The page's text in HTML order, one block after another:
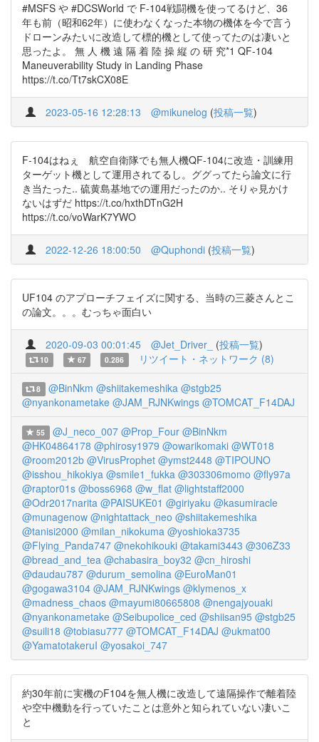
#MSFS や #DCSWorld で F-104戦闘機を使ってるけど、36
年も前（昭和62年）に使わなくなった本物の機体を今で言う
ドローンみたいに改造して標的機として使ってたのは凄いと
思ったよ。 無 人 機 遠 隔 着 陸 操 縦 の 研 究*1 QF-104
Maneuverability Study in Landing Phase
https://t.co/Tt7skCX08E
2023-05-16 12:28:13 @mikunelog (投稿一覧)
F-104はねぇ 航空自衛隊でも無人機QF-104に改造・訓練用
ターゲット機として運用されてるし。ググってたら論文に行
き当たった.. 硫黄島基地での運用だったのか.. そりゃ見かけ
ないはずだ https://t.co/hxthDTnG2H
https://t.co/voWarK7YWO
2022-12-26 18:00:50 @Quphondi (投稿一覧)
UF104 のアプローチフェイズに関する、当時の三菱さんとこ
の論文。。。むっちゃ面白い
2020-09-03 00:01:45 @Jet_Driver_ (投稿一覧)
10 67 0.286 リツイート・ネットワーク (8)
8 @BinNkm @shiitakemeshika @stgb25
@nyankonametake @JAM_RJNKwings @TOMCAT_F14DAJ
55 @J_neco_007 @Prop_Four @BinNkm
@HK04864178 @phirosy1979 @owarikomaki @WT018
@room2012b @VirusProphet @ymst2448 @TIPOUNO
@isshou_hikokiya @smile1_fukka @303306momo @fly97a
@raptor01s @boss6968 @w_flat @lightstaff2000
@Odr2017narita @PAISUKE01 @giriyaku @kasumiracle
@munagenow @nightattack_neo @shiitakemeshika
@tanisi2000 @milan_nikokuma @yoshioka3735
@Flying_Panda747 @nekohikouki @takami3443 @306Z33
@bread_and_tea @chabasira_boy32 @cn_hiroshi
@daudau787 @durum_semolina @EuroMan01
@gogawa3104 @JAM_RJNKwings @klymenos_x
@madness_chaos @mayumi80665808 @nengajyouaki
@nyankonametake @Seibupolice_ced @shiisan95 @stgb25
@suili18 @tobiasu777 @TOMCAT_F14DAJ @ukmat00
@YamatotakeruI @yosakoi_747
約30年前に実機のF104を無人機に改造して遠隔操作で離着陸
や空中機動を行っていたことは意外と知られていない凄いこ
と